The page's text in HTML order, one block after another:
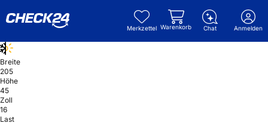
Merkzettel Warenkorb Chat Anmelden
Breite
205
Höhe
45
Zoll
16
Last